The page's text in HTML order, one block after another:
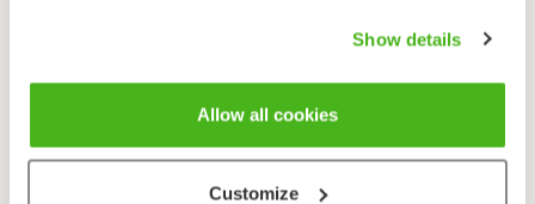
Show details
Allow all cookies
Customize